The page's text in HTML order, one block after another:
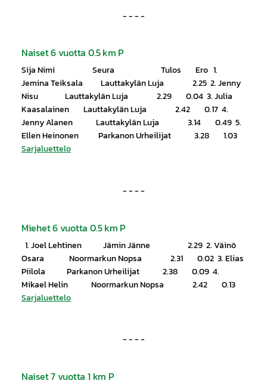
- - - -
Naiset 6 vuotta 0.5 km P
Sija Nimi Seura Tulos Ero 1.
Jemina Teiksala Lauttakylän Luja 2.25 2. Jenny
Nisu Lauttakylän Luja 2.29 0.04 3. Julia
Kaasalainen Lauttakylän Luja 2.42 0.17 4.
Jenny Alanen Lauttakylän Luja 3.14 0.49 5.
Ellen Heinonen Parkanon Urheilijat 3.28 1.03
Sarjaluettelo
- - - -
Miehet 6 vuotta 0.5 km P
1. Joel Lehtinen Jämin Jänne 2.29 2. Väinö
Osara Noormarkun Nopsa 2.31 0.02 3. Elias
Piilola Parkanon Urheilijat 2.38 0.09 4.
Mikael Helin Noormarkun Nopsa 2.42 0.13
Sarjaluettelo
- - - -
Naiset 7 vuotta 1 km P